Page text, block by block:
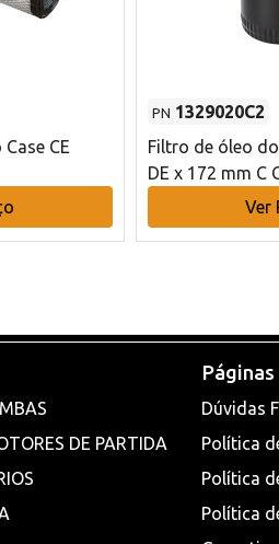
CE
PN 1329020C2
Filtro de óleo
DE x 172 mm C
Ver
DE PARTIDA
Dúvidas
Política
Política
Política